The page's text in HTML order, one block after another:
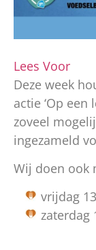
Lees Voor
Deze week
actie ‘Op een
zoveel
ingezameld
Wij doen ook
vrijdag
zaterdag